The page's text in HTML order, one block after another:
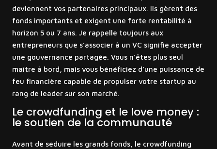
deviennent vos partenaires principaux. Ils gèrent des
fonds importants et exigent une forte rentabilité à
horizon 5 ou 7 ans. Je rappelle toujours aux
entrepreneurs que s’associer à un VC signifie accepter
une gouvernance partagée. Vous n’êtes plus seul
maître à bord, mais vous bénéficiez d’une puissance de
feu financière capable de propulser votre startup au
rang de leader sur son marché.
Le crowdfunding et le love money :
le soutien de la communauté
Avant de séduire les grands fonds, le crowdfunding